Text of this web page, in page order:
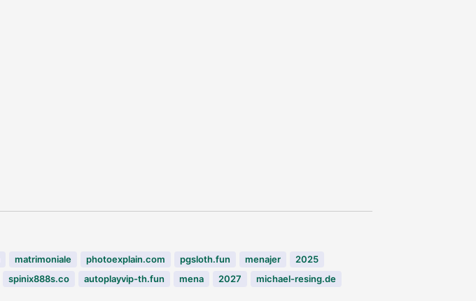
matrimoniale photoexplain.com pgsloth.fun menajer
2025
spinix888s.co autoplayvip-th.fun mena 2027
michael-resing.de